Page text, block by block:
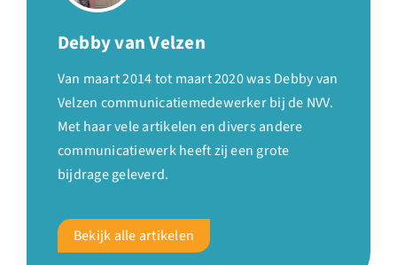
Debby van Velzen
Van maart 2014 tot maart 2020 was Debby van
Velzen communicatiemedewerker bij de NVV.
Met haar vele artikelen en divers andere
communicatiewerk heeft zij een grote
bijdrage geleverd.
Bekijk alle artikelen